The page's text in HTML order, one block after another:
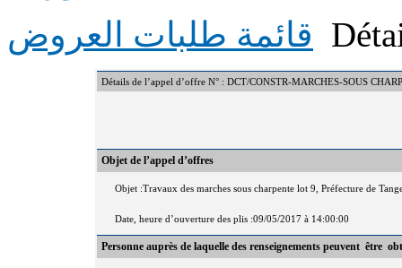
قائمة طلبات العروض
Détails de l’appel d’offre N° : DCT/CONSTR-MARCHES-SOUS
Objet de l’appel d’offres
Objet :Travaux des marches sous charpente lot 9, Préfecture de
Date, heure d’ouverture des plis :09/05/2017 à 14:00:00
Personne auprès de laquelle des renseignements peuvent être